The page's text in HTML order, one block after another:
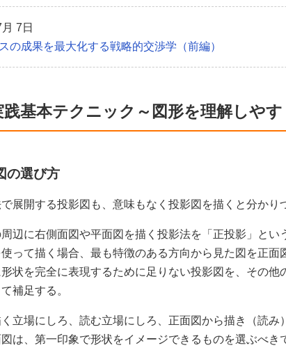
7日
の成果を最大化する戦略的交渉学（前編）
践基本テクニック～図形を理解しや
の選び方
展開する投影図も、意味もなく投影図を描くと分かり
辺に右側面図や平面図を描く投影法を「正投影」とい
って描く場合、最も特徴のある方向から見た図を正面
状を完全に表現するために足りない投影図を、その他
補足する。
立場にしろ、読む立場にしろ、正面図から描き（読み
は、第一印象で形状をイメージできるものを選ぶべき